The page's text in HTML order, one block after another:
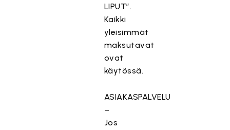
LIPUT”.
Kaikki
yleisimmät
maksutavat
ovat
käytössä.
ASIAKASPALVELU
–
Jos